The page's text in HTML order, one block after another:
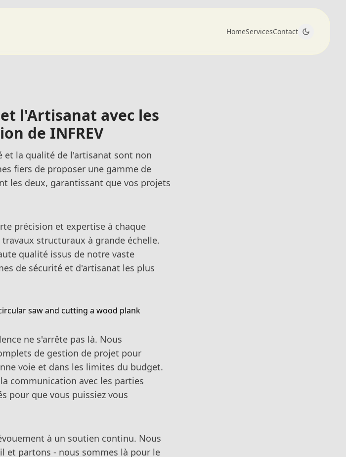
HomeServicesContact
l'Artisanat avec les
de INFREV
et la qualité de l'artisanat sont non
fiers de proposer une gamme de
les deux, garantissant que vos projets
précision et expertise à chaque
structuraux à grande échelle.
qualité issus de notre vaste
de sécurité et d'artisanat les plus
ne s'arrête pas là. Nous
de gestion de projet pour
voie et dans les limites du budget.
communication avec les parties
pour que vous puissiez vous
à un soutien continu. Nous
et partons - nous sommes là pour le